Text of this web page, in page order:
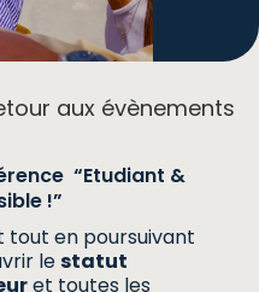
aux évènements
“Etudiant &
!”
tout en poursuivant
lestatut
et toutes les